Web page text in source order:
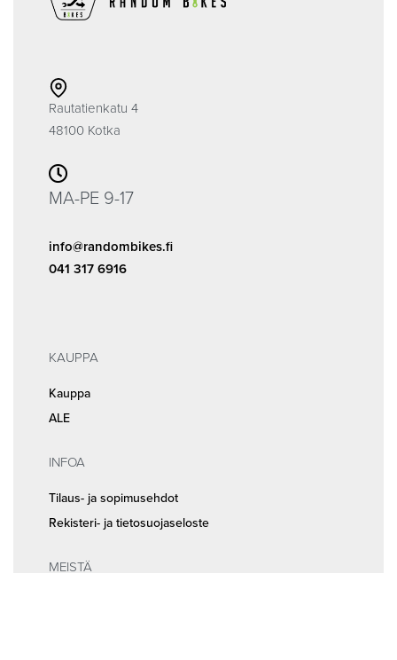
Rautatienkatu 4
48100 Kotka
MA-PE 9-17
info@randombikes.fi
041 317 6916
KAUPPA
Kauppa
ALE
INFOA
Tilaus- ja sopimusehdot
Rekisteri- ja tietosuojaseloste
MEISTÄ